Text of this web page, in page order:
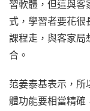
習軟體，但這與客
式，學習者要花很
課程走，與客家局
合。
范姜泰基表示，所
體功能要相當精確